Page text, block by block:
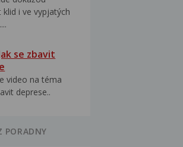
klid i ve vypjatých
se zbavit
video na téma
deprese..
PORADNY